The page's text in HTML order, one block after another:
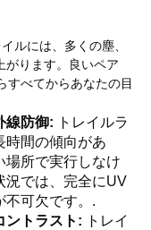
イルには、多くの塵、
がります。良いペア
すべてからあなたの目
線防御: トレイルラ
時間の傾向があ
場所で実行しなけ
況では、完全にUV
不可欠です。.
ントラスト: トレイ